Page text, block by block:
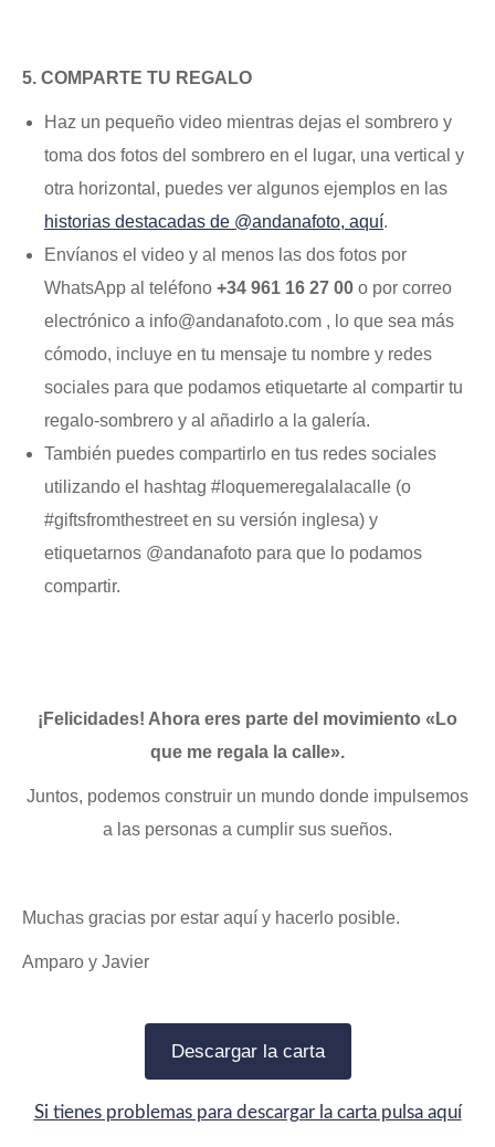
5. COMPARTE TU REGALO
Haz un pequeño video mientras dejas el sombrero y
toma dos fotos del sombrero en el lugar, una vertical y
otra horizontal, puedes ver algunos ejemplos en las
historias destacadas de @andanafoto, aquí.
Envíanos el video y al menos las dos fotos por
WhatsApp al teléfono +34 961 16 27 00 o por correo
electrónico a info@andanafoto.com , lo que sea más
cómodo, incluye en tu mensaje tu nombre y redes
sociales para que podamos etiquetarte al compartir tu
regalo-sombrero y al añadirlo a la galería.
También puedes compartirlo en tus redes sociales
utilizando el hashtag #loquemeregalalacalle (o
#giftsfromthestreet en su versión inglesa) y
etiquetarnos @andanafoto para que lo podamos
compartir.
¡Felicidades! Ahora eres parte del movimiento «Lo
que me regala la calle».
Juntos, podemos construir un mundo donde impulsemos
a las personas a cumplir sus sueños.
Muchas gracias por estar aquí y hacerlo posible.
Amparo y Javier
Descargar la carta
Si tienes problemas para descargar la carta pulsa aquí